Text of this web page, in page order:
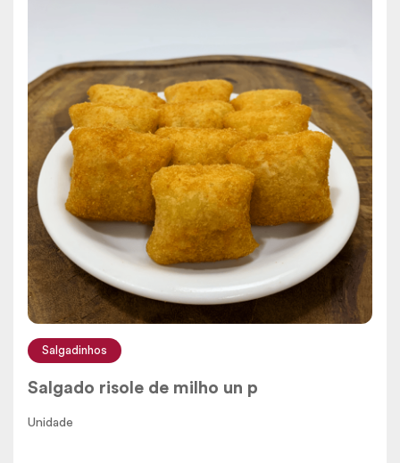
Salgadinhos
Salgado risole de milho un p
Unidade